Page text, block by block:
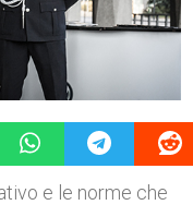
G4Vigilanza
e le norme che